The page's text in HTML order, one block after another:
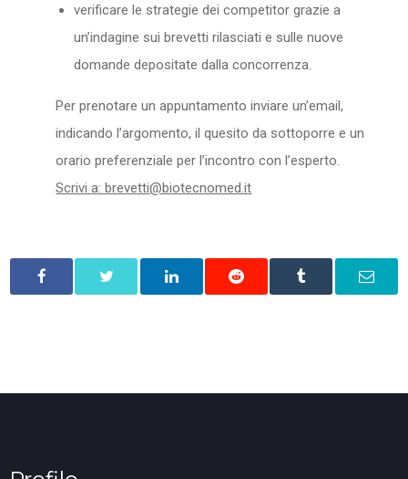
verificare le strategie dei competitor grazie a
un’indagine sui brevetti rilasciati e sulle nuove
domande depositate dalla concorrenza.
Per prenotare un appuntamento inviare un’email,
indicando l’argomento, il quesito da sottoporre e un
orario preferenziale per l’incontro con l’esperto.
Scrivi a: brevetti@biotecnomed.it